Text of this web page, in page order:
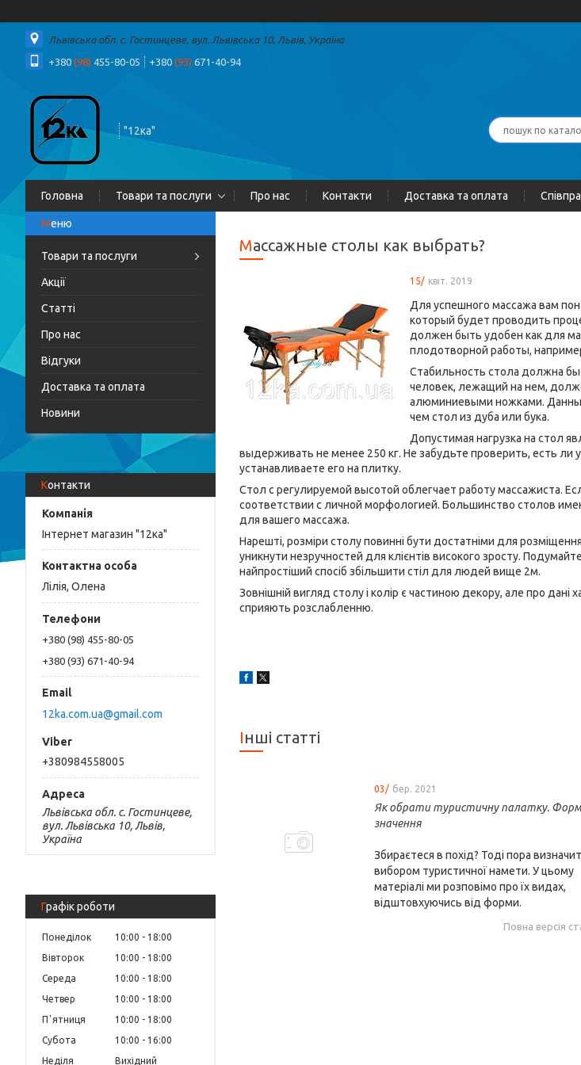
Львівська обл. с. Гостинцеве, вул. Львівська 10, Львів, Україна
+380 (98) 455-80-05 +380 (93) 671-40-94
"12ка"
Головна Товари та послуги Про нас Контакти Доставка та оплата
Товари та послуги
Акції
Статті
Про нас
Відгуки
Доставка та оплата
Новини
Контакти
Інтернет магазин "12ка"
Лілія, Олена
+380 (98) 455-80-05
+380 (93) 671-40-94
12ka.com.ua@gmail.com
+380984558005
Львівська обл. с. Гостинцеве,
вул. Львівська 10, Львів,
Україна
Графік роботи
Понеділок 10:00
18:00
Вівторок
10:00
18:00
Середа
10:00
18:00
Четвер
10:00
18:00
Пʼятниця
10:00
18:00
Субота
10:00
16:00
Неділя
Вихідний
Массажные столы как выбрать?
15/ квіт. 2019
Для успешного массажа вам
который будет проводить
должен быть удобен как для
плодотворной работы,
Стабильность стола должна
человек, лежащий на нем,
алюминиевыми ножками.
чем стол из дуба или бука.
Допустимая нагрузка на стол
выдерживать не менее 250 кг. Не забудьте проверить, есть ли
устанавливаете его на плитку.
Стол с регулируемой высотой облегчает работу массажиста.
соответствии с личной морфологией. Большинство столов
для вашего массажа.
Нарешті, розміри столу повинні бути достатніми для
уникнути незручностей для клієнтів високого зросту.
найпростіший спосіб збільшити стіл для людей вище 2м.
Зовнішній вигляд столу і колір є частиною декору, але про
сприяють розслабленню.
Інші статті
03/ бер. 2021
Як обрати туристичну палатку.
значення
Збираєтеся в похід? Тоді пора
вибором туристичної намети. У цьому
матеріалі ми розповімо про їх видах,
відштовхуючись від форми.
Повна версія